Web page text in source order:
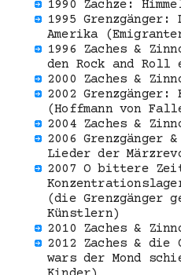
1990 Zachze:
1995
Amerika
1996 Zaches &
den Rock and Roll
2000 Zaches &
2002 Grenzgänger:
(Hoffmann von
2004 Zaches &
2006 Grenzgänger
Lieder der
2007 O bittere
(die Grenzgänger
Künstlern)
2010 Zaches &
2012 Zaches & die
wars der Mond